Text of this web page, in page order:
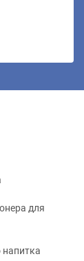
для
напитка